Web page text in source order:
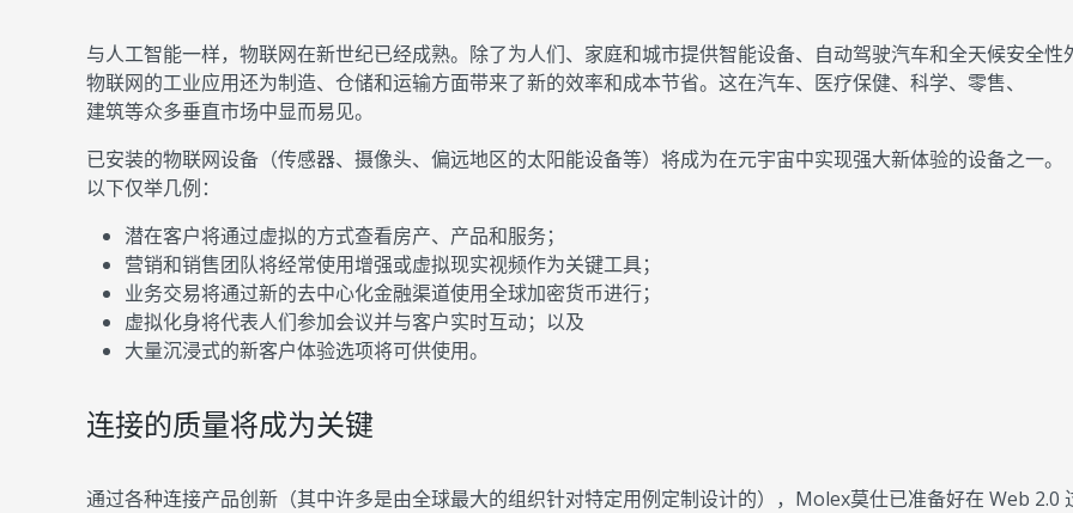
与人工智能一样，物联网在新世纪已经成熟。除了为人们、家庭和城市提供智能设备、自动驾驶汽车和全天候安全性
物联网的工业应用还为制造、仓储和运输方面带来了新的效率和成本节省。这在汽车、医疗保健、科学、零售、
建筑等众多垂直市场中显而易见。
已安装的物联网设备（传感器、摄像头、偏远地区的太阳能设备等）将成为在元宇宙中实现强大新体验的设备之一。
以下仅举几例：
潜在客户将通过虚拟的方式查看房产、产品和服务；
营销和销售团队将经常使用增强或虚拟现实视频作为关键工具；
业务交易将通过新的去中心化金融渠道使用全球加密货币进行；
虚拟化身将代表人们参加会议并与客户实时互动；以及
大量沉浸式的新客户体验选项将可供使用。
连接的质量将成为关键
通过各种连接产品创新（其中许多是由全球最大的组织针对特定用例定制设计的），Molex莫仕已准备好在 Web 2.0